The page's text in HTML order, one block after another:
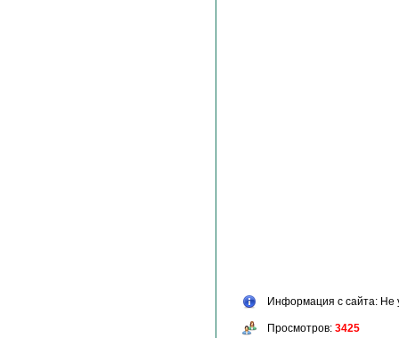
Информация с сайта: Не
Просмотров: 3425